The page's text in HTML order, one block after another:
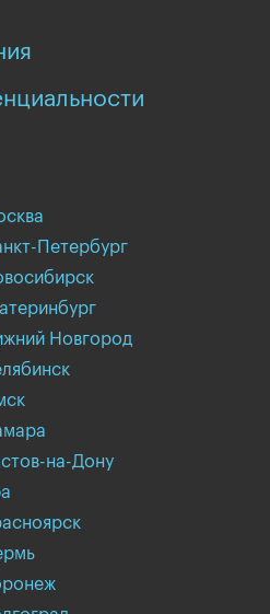
Петербург
Новгород
на-Дону